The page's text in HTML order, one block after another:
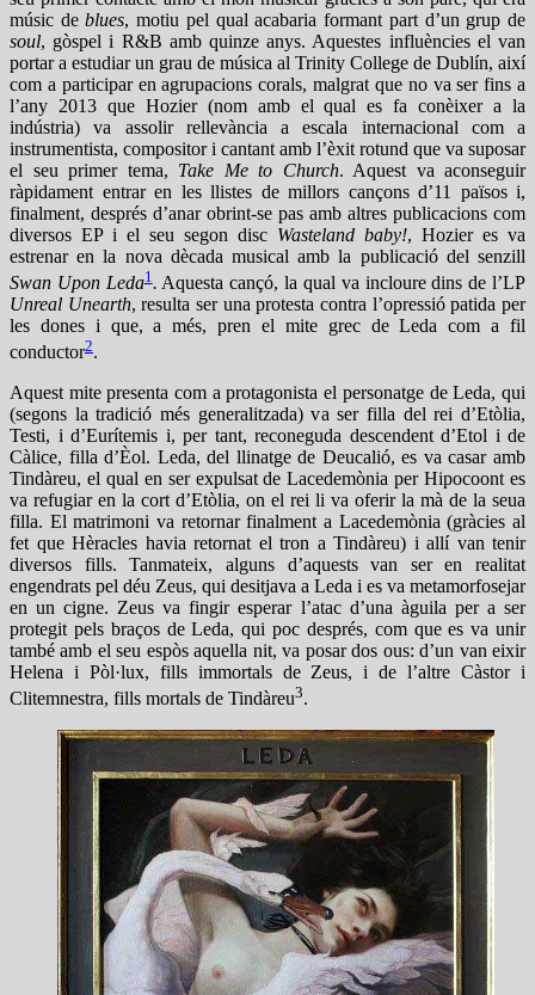
músic deblues, motiu pel qual acabaria formant part d’un grup de
soul, gòspel i R&B amb quinze anys. Aquestes influències el van
portar a estudiar un grau de música al Trinity College de Dublín, així
com a participar en agrupacions corals, malgrat que no va ser fins a
l’any 2013 que Hozier (nom amb el qual es fa conèixer a la
indústria) va assolir rellevància a escala internacional com a
instrumentista, compositor i cantant amb l’èxit rotund que va suposar
el seu primer tema, Take Me to Church. Aquest va aconseguir
ràpidament entrar en les llistes de millors cançons d’11 països i,
finalment, després d’anar obrint-se pas amb altres publicacions com
diversos EP i el seu segon disc Wasteland baby!, Hozier es va
estrenar en la nova dècada musical amb la publicació del senzill
Swan Upon Leda1. Aquesta cançó, la qual va incloure dins de l’LP
Unreal Unearth, resulta ser una protesta contra l’opressió patida per
les dones i que, a més, pren el mite grec de Leda com a fil
conductor2.
Aquest mite presenta com a protagonista el personatge de Leda, qui
(segons la tradició més generalitzada) va ser filla del rei d’Etòlia,
Testi, i d’Eurítemis i, per tant, reconeguda descendent d’Etol i de
Càlice, filla d’Èol. Leda, del llinatge de Deucalió, es va casar amb
Tindàreu, el qual en ser expulsat de Lacedemònia per Hipocoont es
va refugiar en la cort d’Etòlia, on el rei li va oferir la mà de la seua
filla. El matrimoni va retornar finalment a Lacedemònia (gràcies al
fet que Hèracles havia retornat el tron a Tindàreu) i allí van tenir
diversos fills. Tanmateix, alguns d’aquests van ser en realitat
engendrats pel déu Zeus, qui desitjava a Leda i es va metamorfosejar
en un cigne. Zeus va fingir esperar l’atac d’una àguila per a ser
protegit pels braços de Leda, qui poc després, com que es va unir
també amb el seu espòs aquella nit, va posar dos ous: d’un van eixir
Helena i Pòl·lux, fills immortals de Zeus, i de l’altre Càstor i
Clitemnestra, fills mortals de Tindàreu3.